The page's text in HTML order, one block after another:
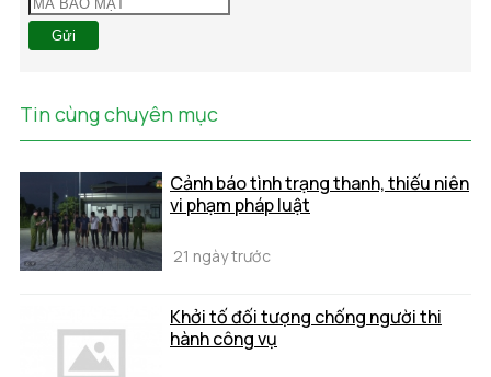
Gửi
Tin cùng chuyên mục
Cảnh báo tình trạng thanh, thiếu niên
vi phạm pháp luật
21 ngày trước
Khởi tố đối tượng chống người thi
hành công vụ